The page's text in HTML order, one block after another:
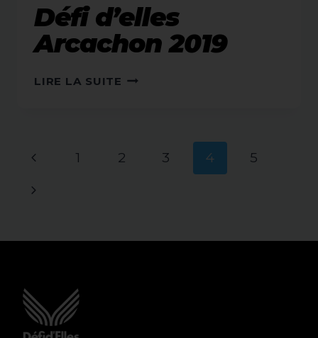
Défi d’elles
Arcachon 2019
LIRE LA SUITE DÉFI
Navigation
de
Page
précédente
1 2 3 4
5
Page